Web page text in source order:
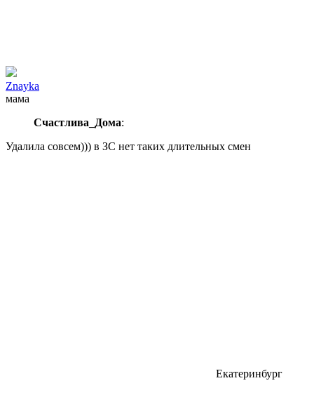
Znayka
мама
Счастлива_Дома:
Удалила совсем))) в ЗС нет таких длительных смен
Екатеринбург